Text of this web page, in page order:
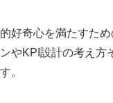
好奇心を満たすた
やKPI設計の考え方
。